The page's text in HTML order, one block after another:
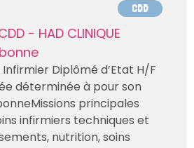
CDD
- HAD CLINIQUE
Diplômé d’Etat H/F
déterminée à pour son
principales
infirmiers techniques et
nutrition, soins